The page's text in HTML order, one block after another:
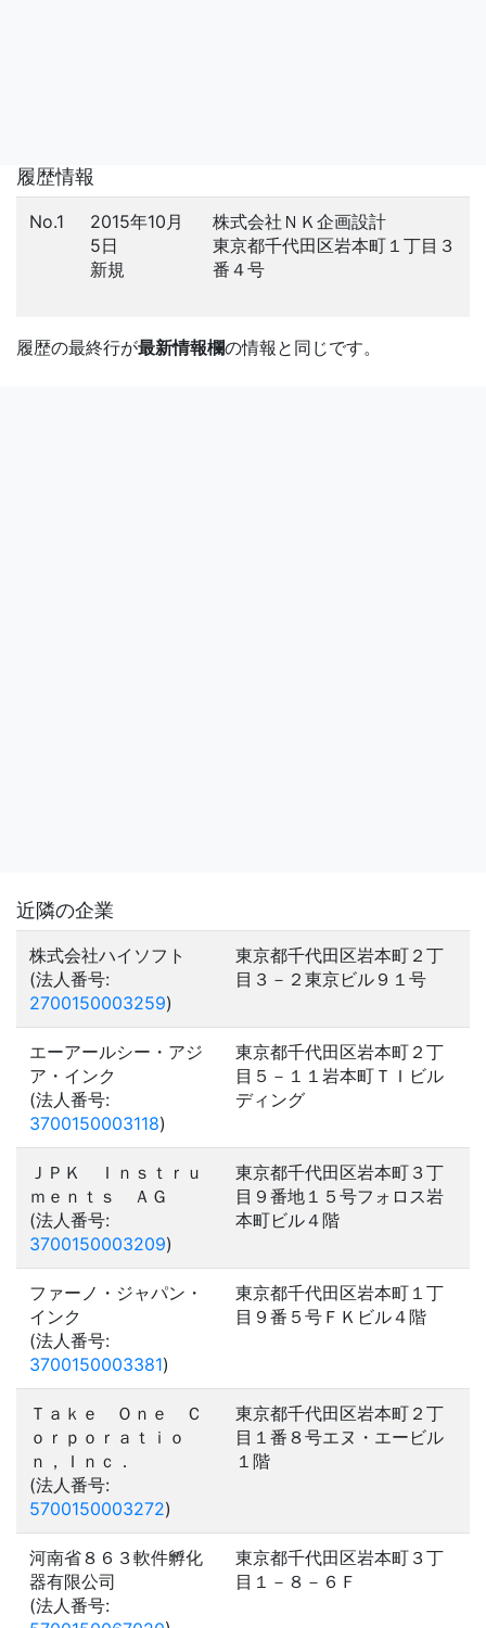
履歴情報
No.1
2015年10月
5日
新規
株式会社ＮＫ企画設計
東京都千代田区岩本町１丁目３
番４号
履歴の最終行が最新情報欄の情報と同じです。
近隣の企業
株式会社ハイソフト
(法人番号:
2700150003259)
東京都千代田区岩本町２丁
目３－２東京ビル９１号
エーアールシー・アジ
ア・インク
(法人番号:
3700150003118)
東京都千代田区岩本町２丁
目５－１１岩本町ＴＩビル
ディング
ＪＰＫ Ｉｎｓｔｒｕ
ｍｅｎｔｓ ＡＧ
(法人番号:
3700150003209)
東京都千代田区岩本町３丁
目９番地１５号フォロス岩
本町ビル４階
ファーノ・ジャパン・
インク
(法人番号:
3700150003381)
東京都千代田区岩本町１丁
目９番５号ＦＫビル４階
Ｔａｋｅ Ｏｎｅ Ｃ
ｏｒｐｏｒａｔｉｏ
ｎ，Ｉｎｃ．
(法人番号:
5700150003272)
東京都千代田区岩本町２丁
目１番８号エヌ・エービル
１階
河南省８６３軟件孵化
器有限公司
(法人番号:
東京都千代田区岩本町３丁
目１－８－６Ｆ